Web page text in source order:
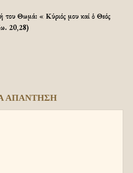
του Θωμά: «Ὁ Κύριός μου καί ὁ Θεός
20,28)
ΑΠΑΝΤΗΣΗ